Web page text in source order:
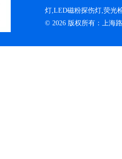
灯,LED磁粉探伤灯,荧光
© 2026 版权所有：上海